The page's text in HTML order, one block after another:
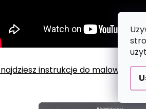
instrukcje do malowania